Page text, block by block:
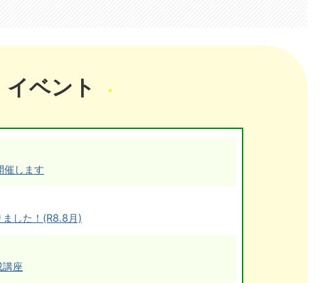
イベント
催します
した！(R8.8月)
講座